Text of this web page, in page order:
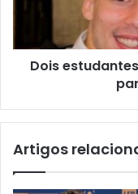
Dois
Artigos